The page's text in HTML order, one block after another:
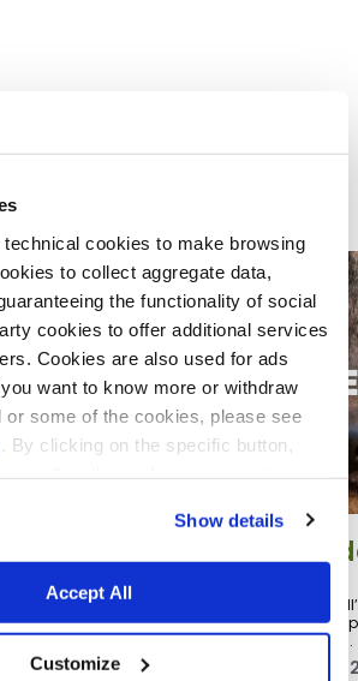
cookies to make browsing
to collect aggregate data,
the functionality of social
cookies to offer additional services
Cookies are also used for ads
want to know more or withdraw
or some of the cookies, please see
. By clicking on the specific button,
Show details
Accept All
Customize
il vostro
cibo che
adora?
di cibo umido che di
Lui annusa la
Le Linee
Scopri le Linee Guida
Fondazione Capellino:
difendere biodiversità,...
26 FEBBRAIO